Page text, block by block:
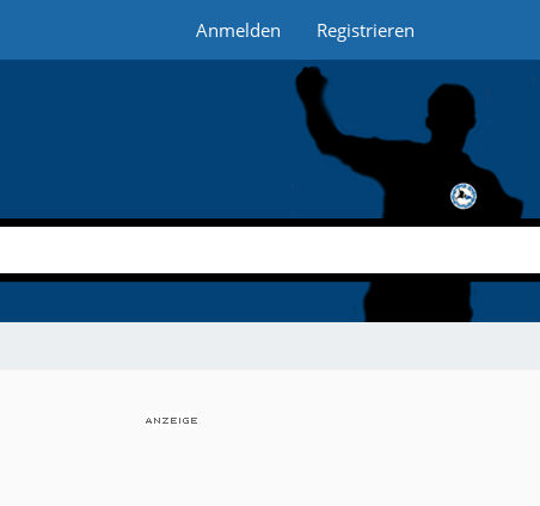
Anmelden Registrieren